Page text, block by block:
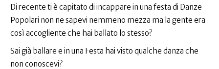
Di recente ti è capitato di incappare in una festa di Danze
Popolari non ne sapevi nemmeno mezza ma la gente era
così accogliente che hai ballato lo stesso?
Sai già ballare e in una Festa hai visto qualche danza che
non conoscevi?